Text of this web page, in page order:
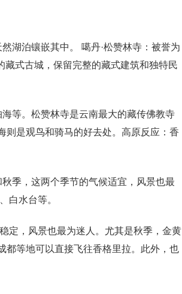
湖泊镶嵌其中。 噶丹·松赞林寺：被誉为
藏式古城，保留完整的藏式建筑和独特民
等。松赞林寺是云南最大的藏传佛教寺
则是观鸟和骑马的好去处。高原反应：香
季，这两个季节的气候适宜，风景也最
白水台等。
定，风景也最为迷人。尤其是秋季，金黄
都等地可以直接飞往香格里拉。此外，也